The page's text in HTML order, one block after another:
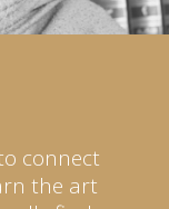
connect
the art